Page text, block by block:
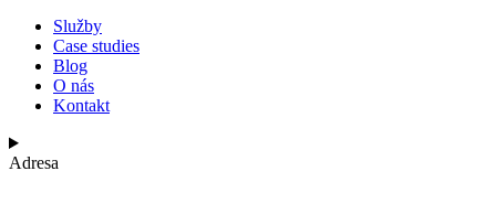
Služby
Case studies
Blog
O nás
Kontakt
Adresa